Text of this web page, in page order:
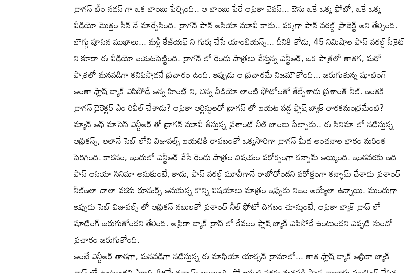
డ్రాగన్ టీం సడన్ గా ఒక బాంబు పేల్చింది.. ఆ బాంబు పేరే ఆఫ్రికా వెపన్... ఔను ఒకే ఒక్క ఫోటో, ఒకే ఒక్క
వీడియో మొత్తం సీన్ నే మార్చేసింది. డ్రాగన్ పాన్ ఆసియా మూవీ కాదు.. పక్కగా పాన్ వరల్డ్ ప్రాజెక్ట్ అని తేల్చింది.
బొగ్గు పూసిన ముఖాలు... మళ్లీ కేజీయఫ్ ని గుర్తు చేసే యాంబియన్స్... దీనికి తోడు, 45 నిమిషాల పాన్ వరల్డ్ సీక్రెట్
ని కూడా ఈ వీడియో బయటపెట్టింది. డ్రాగన్ లో రెండు పాత్రలు వేస్తున్న ఎన్టీఆర్, ఒక పాత్రలో తాతగ, మరో
పాత్రలో మనవడిగా కనిపిస్తాడనే ప్రచారం ఉంది. ఇప్పుడు ఆ ప్రచారమే నిజమౌతోంది... జరుగుతున్న షూటింగ్
అంతా ఫ్లాష్ బ్యాక్ ఎపిసోడే అన్న హింట్ ని, చిన్న వీడియో లాంటి ఫోటోలతో తేల్చేశాడు ప్రశాంత్ నీల్. ఇంతకి
డ్రాగన్ డైరెక్టర్ ఏం రివీల్ చేశాడు? ఆఫ్రికా ఆర్టిస్టులతో డ్రాగన్ లో బయట పడ్డ ఫ్లాష్ బ్యాక్ తారకమంత్రమేంటి?
మ్యాన్ ఆఫ్ మాసెస్ ఎన్టీఆర్ తో డ్రాగన్ మూవీ తీస్తున్న ప్రశాంట్ నీల్ బాంబు పేల్చాడు.. ఈ సినిమా లో నటిస్తున్న
ఆఫ్రికన్స్, అలానే సెట్ లోని విజువల్స్ బయటికి రావటంతో ఒక్కసారిగా డ్రాగన్ మీద అంచనాల భారం మరింత
పెరిగింది. కారనం, ఇందులో ఎన్టీఆర్ వేసే రెండు పాత్రల విషయం పరోక్సంగా కన్ఫామ్ అయ్యింది. ఇంతవరకు ఇది
పాన్ ఆసియా సినిమా అనుకుంటే, కాదు, పాన్ వరల్డ్ మూవీగానే రాబోతోందని పరోక్షంగా కన్ఫామ్ చేశాడు ప్రశాంత్
నీల్ఇలా చాలా వరకు రూమర్స్ అనుకున్న కొన్ని విషయాలు మాత్రం ఇప్పుడు నిజం అయ్యేలా ఉన్నాయి. ముందుగా
ఇప్పుడు సెట్ విజువల్స్ లో ఆఫ్రికన్ నటులతో ప్రశాంత్ నీల్ ఫోటో దిగటం చూస్తుంటే, ఆఫ్రికా బ్యాక్ డ్రాప్ లో
షూటింగ్ జరుగుతోందని తేలింది. ఆఫ్రికా బ్యాక్ డ్రాప్ లో కేవలం ఫ్లాష్ బ్యాక్ ఎపిసోడే ఉంటుందని ఎప్పటి నుంచో
ప్రచారం జరుగుతోంది.
అంటే ఎన్టీఆర్ తాతగా, మనవడిగా నటిస్తున్న ఈ మాఫియా యాక్సన్ డ్రామాలో... తాత ఫ్లాష్ బ్యాక్ ఆఫ్రికా బ్యాక్